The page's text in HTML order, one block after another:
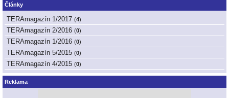
Články
TERAmagazín 1/2017 (4)
TERAmagazín 2/2016 (0)
TERAmagazín 1/2016 (0)
TERAmagazín 5/2015 (0)
TERAmagazín 4/2015 (0)
Reklama